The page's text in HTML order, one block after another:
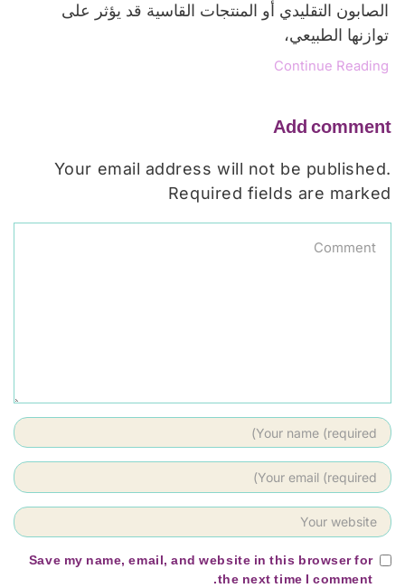
الصابون التقليدي أو المنتجات القاسية قد يؤثر على
توازنها الطبيعي،
Continue Reading
Add comment
Your email address will not be published.
Required fields are marked
Save my name, email, and website in this browser for
the next time I comment.